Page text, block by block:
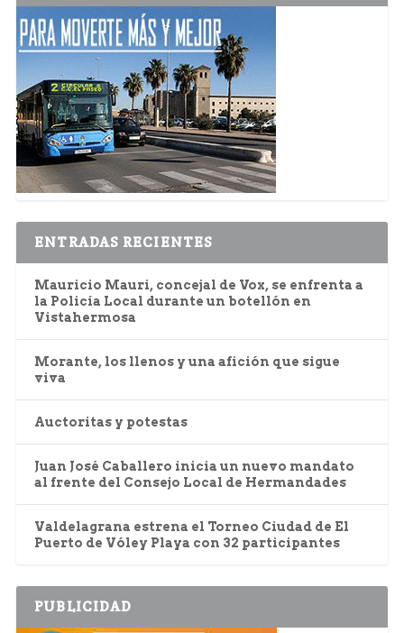
ENTRADAS RECIENTES
Mauricio Mauri, concejal de Vox, se enfrenta a
la Policía Local durante un botellón en
Vistahermosa
Morante, los llenos y una afición que sigue
viva
Auctoritas y potestas
Juan José Caballero inicia un nuevo mandato
al frente del Consejo Local de Hermandades
Valdelagrana estrena el Torneo Ciudad de El
Puerto de Vóley Playa con 32 participantes
PUBLICIDAD